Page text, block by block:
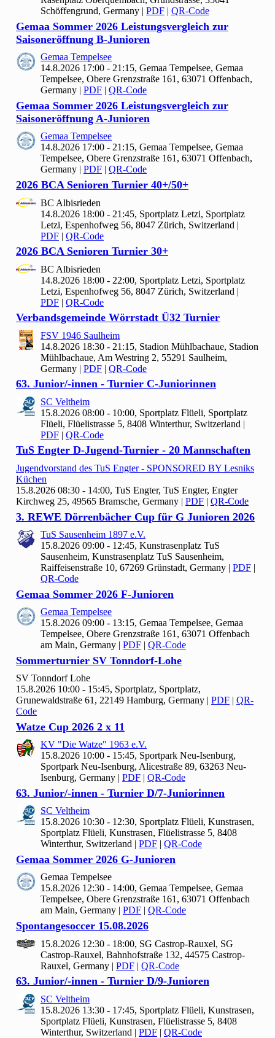
Schöffengrund, Germany | PDF | QR-Code
Gemaa Sommer 2026 Leistungsvergleich zur
Saisoneröffnung B-Junioren
Gemaa Tempelsee
14.8.2026 17:00 - 21:15, Gemaa Tempelsee, Gemaa
Tempelsee, Obere Grenzstraße 161, 63071 Offenbach,
Germany | PDF | QR-Code
Gemaa Sommer 2026 Leistungsvergleich zur
Saisoneröffnung A-Junioren
Gemaa Tempelsee
14.8.2026 17:00 - 21:15, Gemaa Tempelsee, Gemaa
Tempelsee, Obere Grenzstraße 161, 63071 Offenbach,
Germany
PDF QR-Code
2026 BCA Senioren Turnier 40+/50+
BC Albisrieden
14.8.2026 18:00 - 21:45, Sportplatz Letzi, Sportplatz
Letzi, Espenhofweg 56, 8047 Zürich, Switzerland |
PDF | QR-Code
2026 BCA Senioren Turnier 30+
BC Albisrieden
14.8.2026 18:00 - 22:00, Sportplatz Letzi, Sportplatz
Letzi, Espenhofweg 56, 8047 Zürich, Switzerland |
PDF | QR-Code
Verbandsgemeinde Wörrstadt Ü32 Turnier
FSV 1946 Saulheim
14.8.2026 18:30 - 21:15, Stadion Mühlbachaue, Stadion
Mühlbachaue, Am Westring 2, 55291 Saulheim,
Germany | PDF | QR-Code
63. Junior/-innen - Turnier C-Juniorinnen
SC Veltheim
15.8.2026 08:00 - 10:00, Sportplatz Flüeli, Sportplatz
Flüeli, Flüelistrasse 5, 8408 Winterthur, Switzerland |
PDF | QR-Code
TuS Engter D-Jugend-Turnier - 20 Mannschaften
Jugendvorstand des TuS Engter - SPONSORED BY Lesniks
Küchen
15.8.2026 08:30 - 14:00, TuS Engter, TuS Engter, Engter
Kirchweg 25, 49565 Bramsche, Germany | PDF | QR-Code
3. REWE Dörrenbächer Cup für G Junioren 2026
TuS Sausenheim 1897 e.V.
15.8.2026 09:00 - 12:45, Kunstrasenplatz TuS
Sausenheim, Kunstrasenplatz TuS Sausenheim,
Raiffeisenstraße 10, 67269 Grünstadt, Germany | PDF |
QR-Code
Gemaa Sommer 2026 F-Junioren
Gemaa Tempelsee
15.8.2026 09:00 - 13:15, Gemaa Tempelsee, Gemaa
Tempelsee, Obere Grenzstraße 161, 63071 Offenbach
am Main, Germany | PDF | QR-Code
Sommerturnier SV Tonndorf-Lohe
SV Tonndorf Lohe
15.8.2026 10:00 - 15:45, Sportplatz, Sportplatz,
Grunewaldstraße 61, 22149 Hamburg, Germany | PDF | QR-
Code
Watze Cup 2026 2 x 11
KV "Die Watze" 1963 e.V.
15.8.2026 10:00 - 15:45, Sportpark Neu-Isenburg,
Sportpark Neu-Isenburg, Alicestraße 89, 63263 Neu-
Isenburg, Germany | PDF | QR-Code
63. Junior/-innen - Turnier D/7-Juniorinnen
SC Veltheim
15.8.2026 10:30 - 12:30, Sportplatz Flüeli, Kunstrasen,
Sportplatz Flüeli, Kunstrasen, Flüelistrasse 5, 8408
Winterthur, Switzerland | PDF | QR-Code
Gemaa Sommer 2026 G-Junioren
Gemaa Tempelsee
15.8.2026 12:30 - 14:00, Gemaa Tempelsee, Gemaa
Tempelsee, Obere Grenzstraße 161, 63071 Offenbach
am Main, Germany
PDF QR-Code
Spontangesoccer 15.08.2026
15.8.2026 12:30 - 18:00, SG Castrop-Rauxel, SG
Castrop-Rauxel, Bahnhofstraße 132, 44575 Castrop-
Rauxel, Germany | PDF | QR-Code
63. Junior/-innen - Turnier D/9-Junioren
SC Veltheim
15.8.2026 13:30 - 17:45, Sportplatz Flüeli, Kunstrasen,
Sportplatz Flüeli, Kunstrasen, Flüelistrasse 5, 8408
Winterthur, Switzerland | PDF | QR-Code